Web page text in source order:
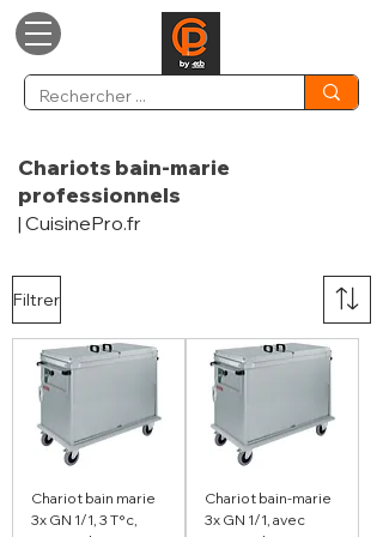
Chariots bain-marie
professionnels
| CuisinePro.fr
Filtrer
Chariot bain marie
3x GN 1/1, 3 T°c,
Chariot bain-marie
3x GN 1/1, avec